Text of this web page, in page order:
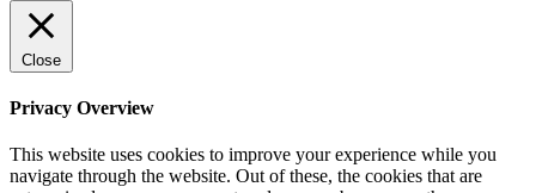
Close
Privacy Overview
This website uses cookies to improve your experience while you
navigate through the website. Out of these, the cookies that are